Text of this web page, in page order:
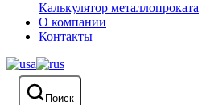
Калькулятор металлопроката
О компании
Контакты
Поиск